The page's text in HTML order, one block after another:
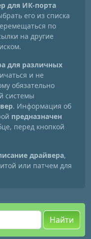
для ИК-порта
его из списка
по
на другие
для различных
и не
обязательно
системы
. Информация об
предназначен
перед кнопкой
драйвера,
или патчем для
Найти